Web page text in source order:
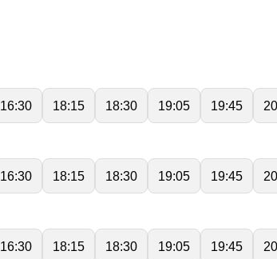
16:30 18:15 18:30 19:05 19:45
16:30 18:15 18:30 19:05 19:45
16:30 18:15 18:30 19:05 19:45